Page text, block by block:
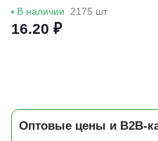
В наличии 2175 шт
16.20 ₽
Оптовые цены и B2B-